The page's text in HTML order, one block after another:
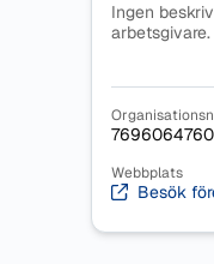
Ingen
arbetsgivare.
7696064760
Webbplats
Besök